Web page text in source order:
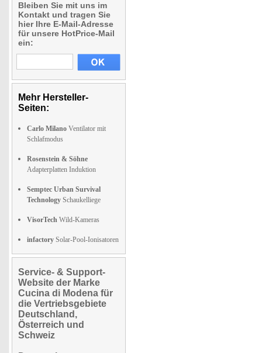
Bleiben Sie mit uns im
Kontakt und tragen Sie
hier Ihre E-Mail-Adresse
für unsere HotPrice-Mail
ein:
Mehr Hersteller-
Seiten:
Carlo Milano Ventilator mit
Schlafmodus
Rosenstein & Söhne
Adapterplatten Induktion
Semptec Urban Survival
Technology Schaukelliege
VisorTech Wild-Kameras
infactory Solar-Pool-Ionisatoren
Service- & Support-
Website der Marke
Cucina di Modena für
die Vertriebsgebiete
Deutschland,
Österreich und
Schweiz